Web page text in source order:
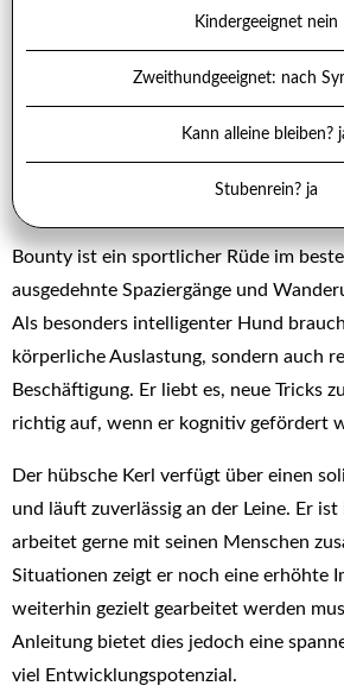
Bounty ist ein sportlicher Rüde im
ausgedehnte Spaziergänge und
Als besonders intelligenter Hund
körperliche Auslastung, sondern auch
Beschäftigung. Er liebt es, neue Tricks
richtig auf, wenn er kognitiv gefördert
Der hübsche Kerl verfügt über einen
und läuft zuverlässig an der Leine. Er
arbeitet gerne mit seinen Menschen
Situationen zeigt er noch eine erhöhte
weiterhin gezielt gearbeitet werden
Anleitung bietet dies jedoch eine
viel Entwicklungspotenzial.
Kindergeeignet nein
Zweithundgeeignet: nach
Kann alleine bleiben?
Stubenrein? ja